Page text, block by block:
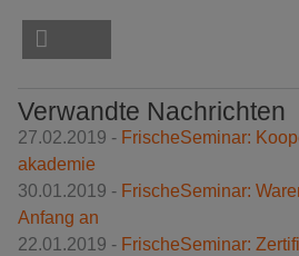
Verwandte Nachrichten
27.02.2019 - FrischeSeminar:
akademie
30.01.2019 - FrischeSeminar:
Anfang an
22.01.2019 - FrischeSeminar: